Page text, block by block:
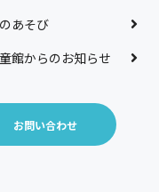
あそび
館からのお知らせ
お問い合わせ